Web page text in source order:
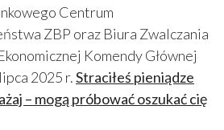
Centrum
ZBP oraz Biura Zwalczania
Komendy Głównej
2025 r.Straciłeś pieniądze
– mogą próbować oszukać cię